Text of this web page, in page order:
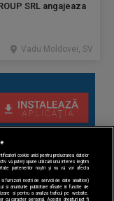
SRL angajeaza
Vadu Moldovei, SV
cookie unici pentru prelucrarea datelor
vă puteți opune utilizării unui interes legitim
partenerilor noștri și nu vă vor afecta
furnizorii nostri de servicii de date analitice)
si anunturile publicitare afisate in functie de
si pentru a analiza traficul pe website.
cu caracter personal. Aceste drepturi pot fi